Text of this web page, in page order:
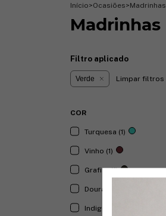
Início>Ocasiões>Madrinhas
Madrinhas
Filtro aplicado
Verde Limpar filtros
COR
Turquesa (1)
Vinho (1)
Grafite (1)
Dourado (1)
Indigo (2)